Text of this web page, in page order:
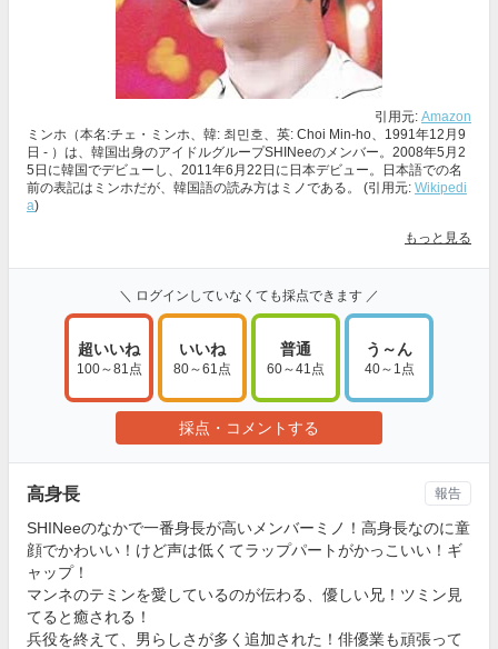
引用元: Amazon
ミンホ（本名:チェ・ミンホ、韓: 최민호、英: Choi Min-ho、1991年12月9
日 - ）は、韓国出身のアイドルグループSHINeeのメンバー。2008年5月2
5日に韓国でデビューし、2011年6月22日に日本デビュー。日本語での名
前の表記はミンホだが、韓国語の読み方はミノである。 (引用元: Wikipedi
a)
もっと見る
＼ ログインしていなくても採点できます ／
超いいね
100～81点
いいね
80～61点
普通
60～41点
う～ん
40～1点
採点・コメントする
高身長
SHINeeのなかで一番身長が高いメンバーミノ！高身長なのに童
顔でかわいい！けど声は低くてラップパートがかっこいい！ギ
ャップ！
マンネのテミンを愛しているのが伝わる、優しい兄！ツミン見
てると癒される！
兵役を終えて、男らしさが多く追加された！俳優業も頑張って
報告